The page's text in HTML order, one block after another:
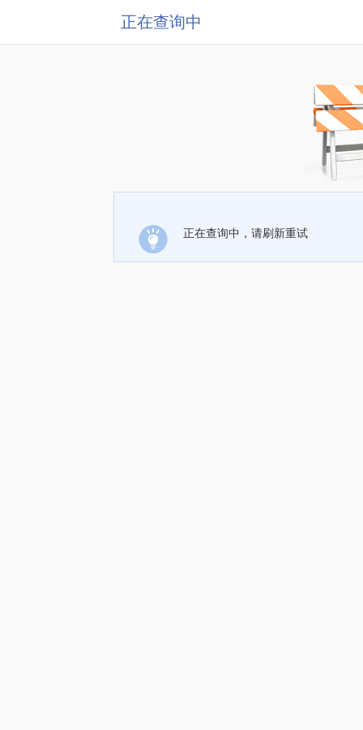
正在查询中
正在查询中，请刷新重试